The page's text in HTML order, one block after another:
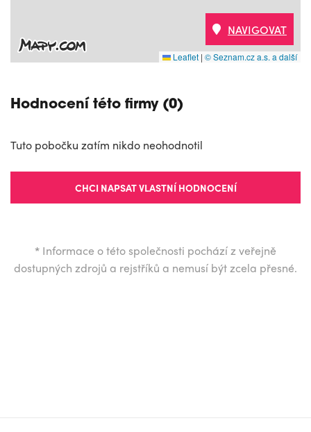
Leaflet | © Seznam.cz a.s. a další
NAVIGOVAT
Hodnocení této firmy (0)
Tuto pobočku zatím nikdo neohodnotil
CHCI NAPSAT VLASTNÍ HODNOCENÍ
* Informace o této společnosti pochází z veřejně
dostupných zdrojů a rejstříků a nemusí být zcela přesné.